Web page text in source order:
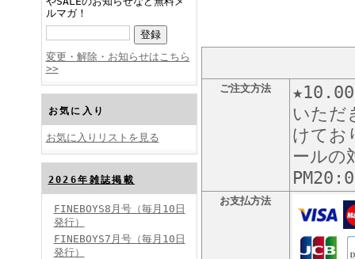
FINEBOYS2024年11月号
FINEBOYS2024年10月号
ルマガ！
変更・解除・お知らせはこちら
>>
お気に入り
お気に入りリストを見る
2026年雑誌掲載
FINEBOYS8月号（毎月10日
発行）
FINEBOYS7月号（毎月10日
発行）
ご注文方法
いただ
けてお
ールの
お支払方法